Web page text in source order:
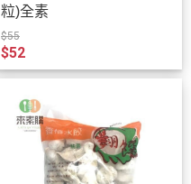
粒)全素
$55
$52